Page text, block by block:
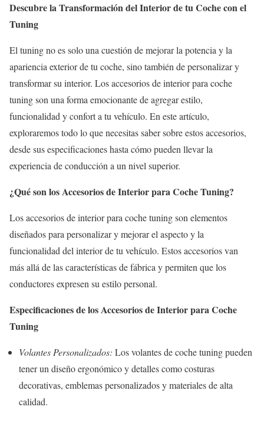
Descubre la Transformación del Interior de tu Coche con el
Tuning
El tuning no es solo una cuestión de mejorar la potencia y la
apariencia exterior de tu coche, sino también de personalizar y
transformar su interior. Los accesorios de interior para coche
tuning son una forma emocionante de agregar estilo,
funcionalidad y confort a tu vehículo. En este artículo,
exploraremos todo lo que necesitas saber sobre estos accesorios,
desde sus especificaciones hasta cómo pueden llevar la
experiencia de conducción a un nivel superior.
¿Qué son los Accesorios de Interior para Coche Tuning?
Los accesorios de interior para coche tuning son elementos
diseñados para personalizar y mejorar el aspecto y la
funcionalidad del interior de tu vehículo. Estos accesorios van
más allá de las características de fábrica y permiten que los
conductores expresen su estilo personal.
Especificaciones de los Accesorios de Interior para Coche
Tuning
Volantes Personalizados: Los volantes de coche tuning pueden
tener un diseño ergonómico y detalles como costuras
decorativas, emblemas personalizados y materiales de alta
calidad.